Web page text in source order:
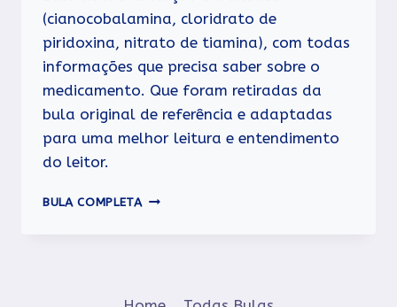
(cianocobalamina, cloridrato de
piridoxina, nitrato de tiamina), com todas
informações que precisa saber sobre o
medicamento. Que foram retiradas da
bula original de referência e adaptadas
para uma melhor leitura e entendimento
do leitor.
BULA COMPLETA CITONEURIN